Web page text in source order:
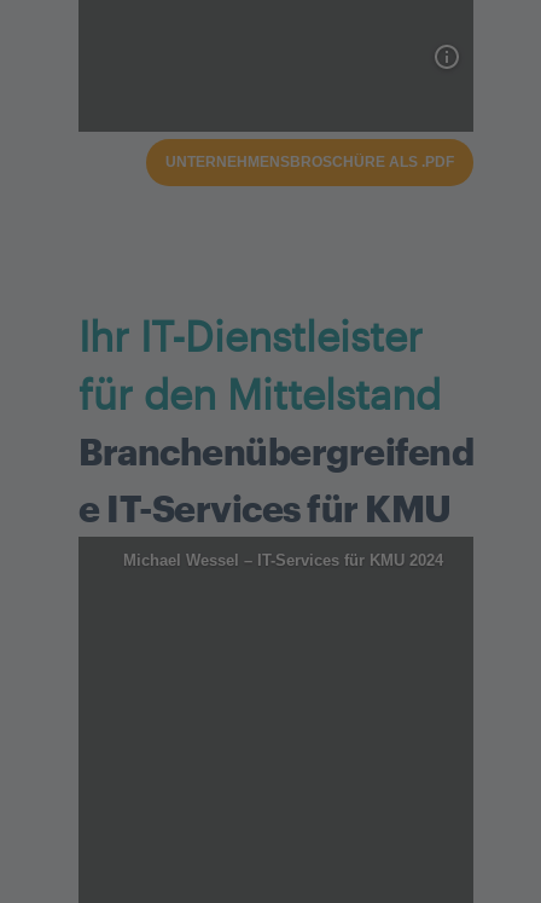
UNTERNEHMENSBROSCHÜRE ALS .PDF
Ihr IT-Dienstleister
für den Mittelstand
Branchenübergreifend
e IT-Services für KMU